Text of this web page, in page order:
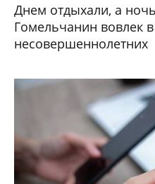
Днем отдыхали, а
Гомельчанин вовлек
несовершеннолетних